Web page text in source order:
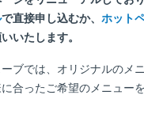
で直接申し込むか、 ホット
いたします。
ブでは、オリジナルのメ
合ったご希望のメニュー